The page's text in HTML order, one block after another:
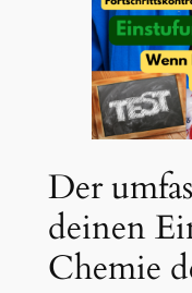
Der
deinen
Chemie